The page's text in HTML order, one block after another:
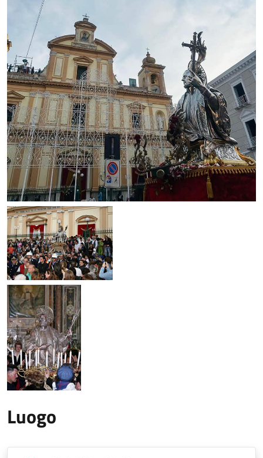
Luogo